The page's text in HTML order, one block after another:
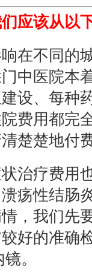
应该从以
不同的
中医院本
设、每种
费用都完
楚楚地付
疗费用
疡性结肠
，我们先
好的准确
。